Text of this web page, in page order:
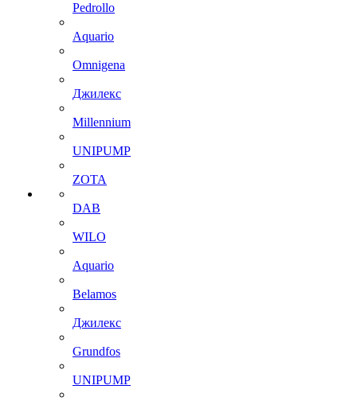
Pedrollo
Aquario
Omnigena
Джилекс
Millennium
UNIPUMP
ZOTA
DAB
WILO
Aquario
Belamos
Джилекс
Grundfos
UNIPUMP